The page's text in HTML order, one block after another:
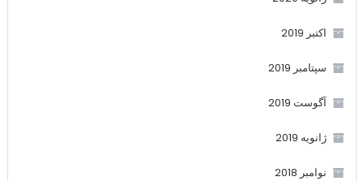
اکتبر 2019
سپتامبر 2019
آگوست 2019
ژانویه 2019
نوامبر 2018